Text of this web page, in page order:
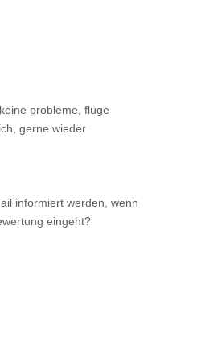
probleme, flüge
gerne wieder
informiert werden, wenn
eingeht?